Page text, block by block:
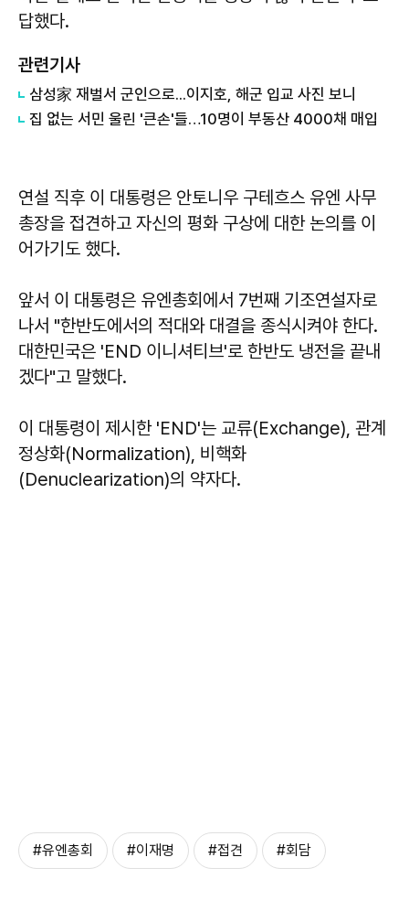
답했다.
관련기사
삼성家 재벌서 군인으로...이지호, 해군 입교 사진 보니
집 없는 서민 울린 '큰손'들…10명이 부동산 4000채 매입
연설 직후 이 대통령은 안토니우 구테흐스 유엔 사무
총장을 접견하고 자신의 평화 구상에 대한 논의를 이
어가기도 했다.
앞서 이 대통령은 유엔총회에서 7번째 기조연설자로
나서 "한반도에서의 적대와 대결을 종식시켜야 한다.
대한민국은 'END 이니셔티브'로 한반도 냉전을 끝내
겠다"고 말했다.
이 대통령이 제시한 'END'는 교류(Exchange), 관계
정상화(Normalization), 비핵화
(Denuclearization)의 약자다.
#유엔총회 #이재명 #접견 #회담